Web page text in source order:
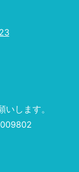
します。